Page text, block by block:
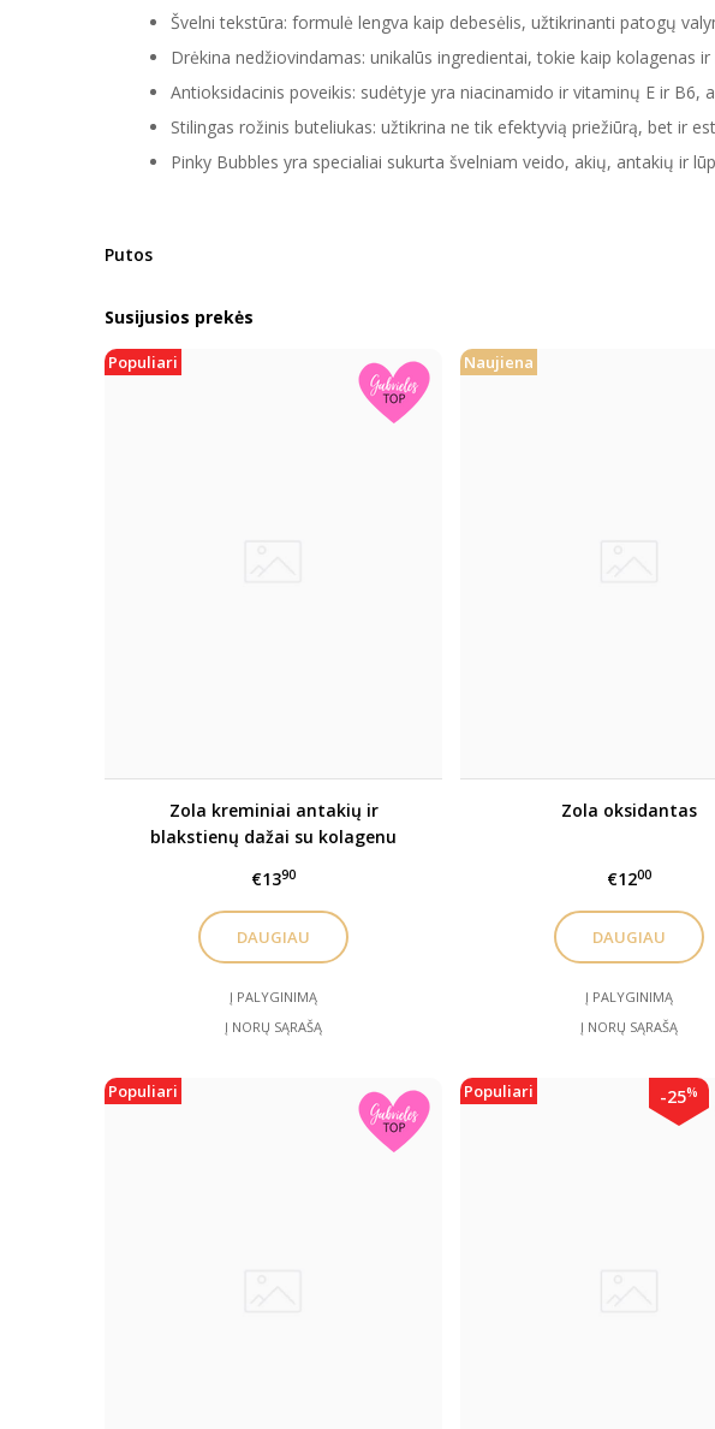
Švelni tekstūra: formulė lengva kaip debesėlis, užtikrinanti patogų
Drėkina nedžiovindamas: unikalūs ingredientai, tokie kaip kolagenas
Antioksidacinis poveikis: sudėtyje yra niacinamido ir vitaminų E ir B6,
Stilingas rožinis buteliukas: užtikrina ne tik efektyvią priežiūrą, bet ir
Pinky Bubbles yra specialiai sukurta švelniam veido, akių, antakių ir
Putos
Susijusios prekės
Populiari
Zola kreminiai antakių ir
blakstienų dažai su kolagenu
€1390
DAUGIAU
Į PALYGINIMĄ
Į NORŲ SĄRAŠĄ
Naujiena
Zola oksidantas
€1200
DAUGIAU
Į PALYGINIMĄ
Į NORŲ SĄRAŠĄ
Populiari Populiari -25%